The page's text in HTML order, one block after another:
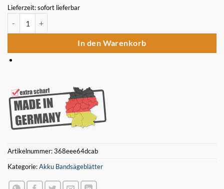
Lieferzeit: sofort lieferbar
5 x Bimetall Sägeband 1140 x 13 x 0,5 mm 18 ZpZ für Akku
In den Warenkorb
Artikelnummer:368eee64dcab
Kategorie:Akku Bandsägeblätter